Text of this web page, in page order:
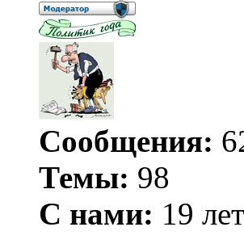
Сообщения:
Темы: 98
С нами: 19